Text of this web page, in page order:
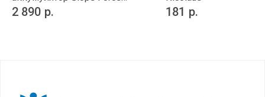
5000 мАч
2 890 р. 181 р.